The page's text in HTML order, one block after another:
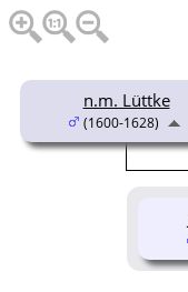
n.m. Lüttke
(1600-1628)